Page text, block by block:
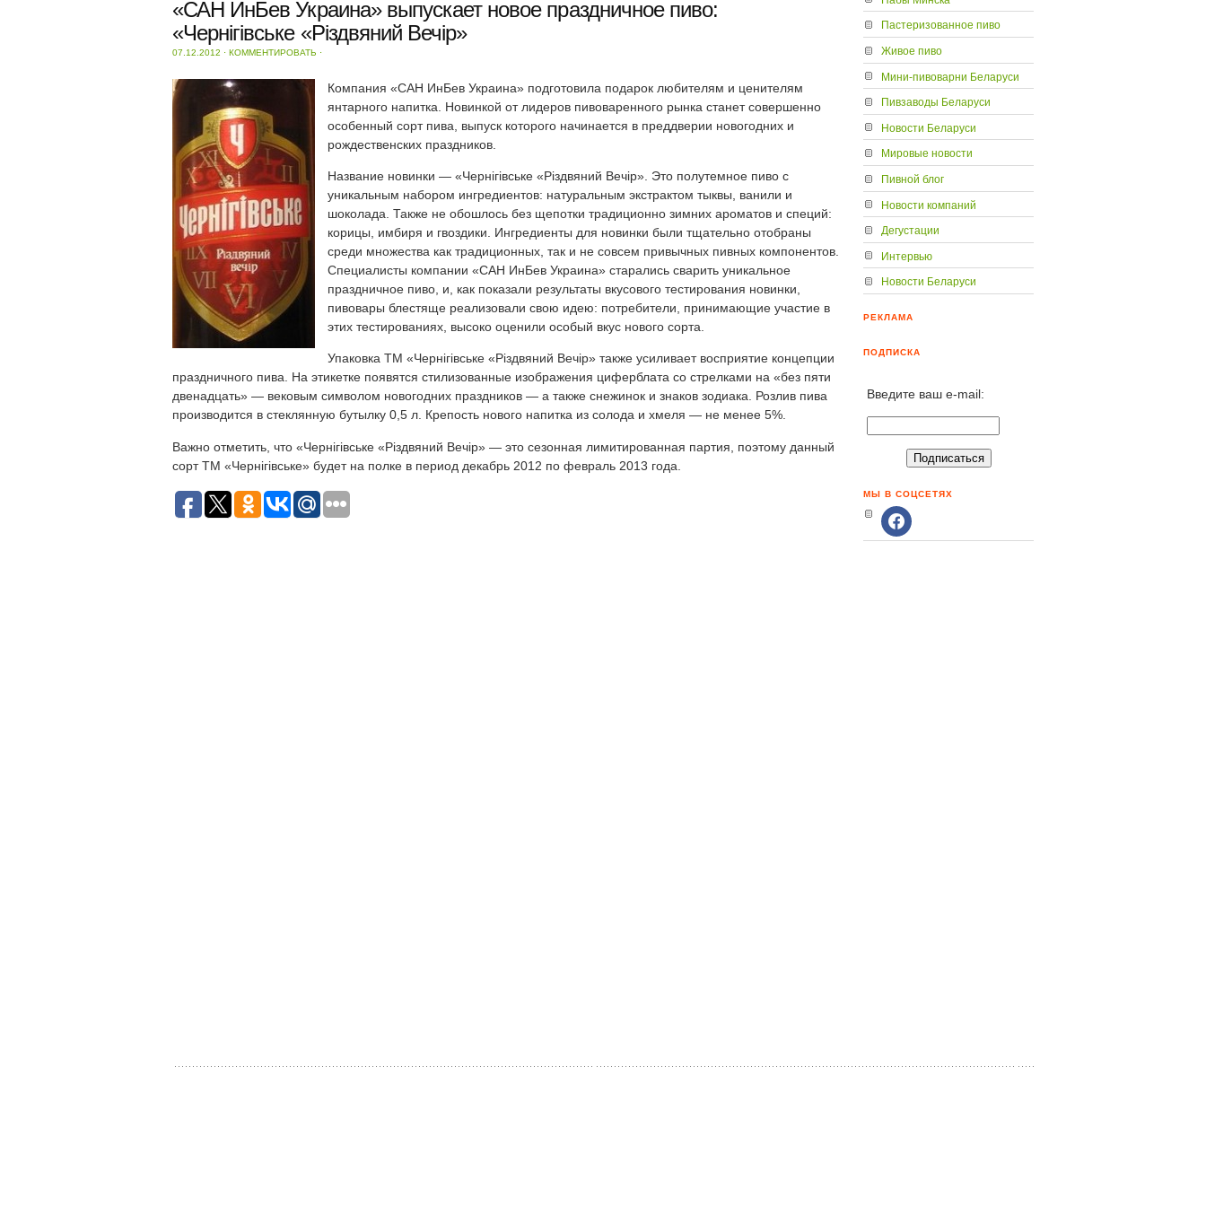
«САН ИнБев Украина» выпускает новое праздничное пиво:
«Чернігівське «Різдвяний Вечір»
07.12.2012 ⋅ КОММЕНТИРОВАТЬ ⋅
Компания «САН ИнБев Украина» подготовила подарок любителям и ценителям
янтарного напитка. Новинкой от лидеров пивоваренного рынка станет совершенно
особенный сорт пива, выпуск которого начинается в преддверии новогодних и
рождественских праздников.
Название новинки — «Чернігівське «Різдвяний Вечір». Это полутемное пиво с
уникальным набором ингредиентов: натуральным экстрактом тыквы, ванили и
шоколада. Также не обошлось без щепотки традиционно зимних ароматов и специй:
корицы, имбиря и гвоздики. Ингредиенты для новинки были тщательно отобраны
среди множества как традиционных, так и не совсем привычных пивных компонентов.
Специалисты компании «САН ИнБев Украина» старались сварить уникальное
праздничное пиво, и, как показали результаты вкусового тестирования новинки,
пивовары блестяще реализовали свою идею: потребители, принимающие участие в
этих тестированиях, высоко оценили особый вкус нового сорта.
Упаковка ТМ «Чернігівське «Різдвяний Вечір» также усиливает восприятие концепции
праздничного пива. На этикетке появятся стилизованные изображения циферблата со стрелками на «без пяти
двенадцать» — вековым символом новогодних праздников — а также снежинок и знаков зодиака. Розлив пива
производится в стеклянную бутылку 0,5 л. Крепость нового напитка из солода и хмеля — не менее 5%.
Важно отметить, что «Чернігівське «Різдвяний Вечір» — это сезонная лимитированная партия, поэтому данный
сорт ТМ «Чернігівське» будет на полке в период декабрь 2012 по февраль 2013 года.
Пастеризованное пиво
Живое пиво
Мини-пивоварни Беларуси
Пивзаводы Беларуси
Новости Беларуси
Мировые новости
Пивной блог
Новости компаний
Дегустации
Интервью
Новости Беларуси
РЕКЛАМА
ПОДПИСКА
Введите ваш e-mail:
МЫ В СОЦСЕТЯХ